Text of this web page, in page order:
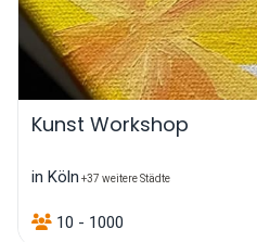
Kunst Workshop
in Köln +37 weitere Städte
10 - 1000